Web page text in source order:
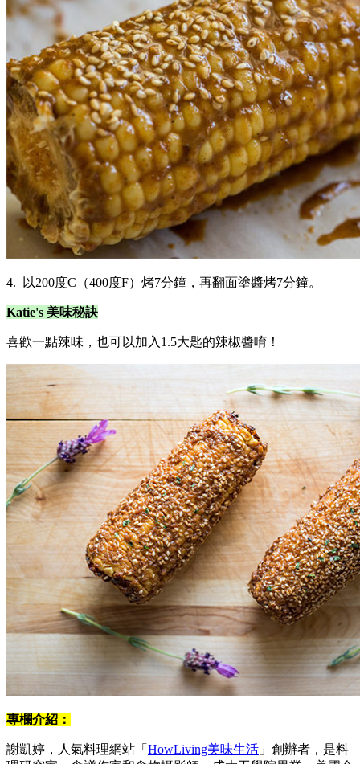
4. 以200度C（400度F）烤7分鐘，再翻面塗醬烤7分鐘。
Katie's 美味秘訣
喜歡一點辣味，也可以加入1.5大匙的辣椒醬唷！
專欄介紹：
謝凱婷，人氣料理網站「 HowLiving美味生活 」創辦者，是料